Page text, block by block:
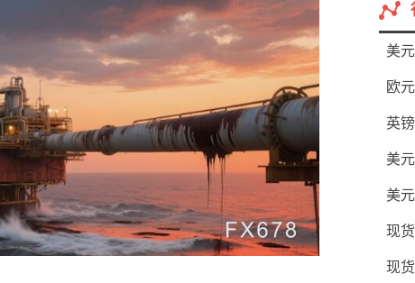
美
欧
英
美
美
现
现